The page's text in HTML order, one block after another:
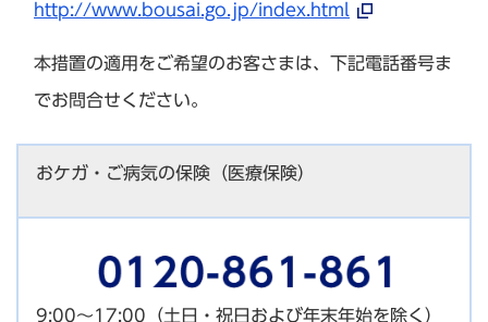
http://www.bousai.go.jp/index.html
本措置の適用をご希望のお客さまは、下記電話番号ま
でお問合せください。
おケガ・ご病気の保険（医療保険）
9:00～17:00（土日・祝日および年末年始を除く）